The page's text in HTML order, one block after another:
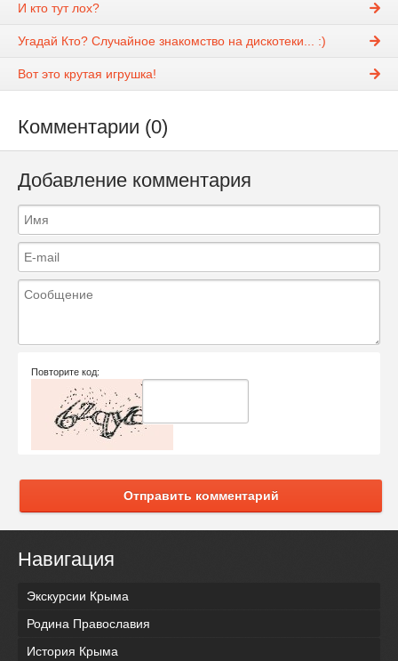
И кто тут лох?
Угадай Кто? Случайное знакомство на дискотеки... :)
Вот это крутая игрушка!
Комментарии (0)
Добавление комментария
Повторите код:
Отправить комментарий
Навигация
Экскурсии Крыма
Родина Православия
История Крыма